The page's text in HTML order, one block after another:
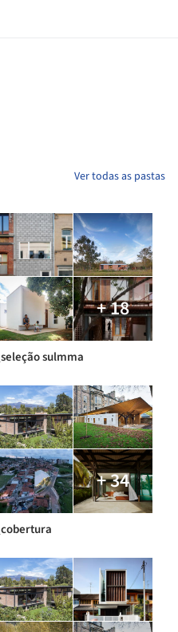
Ver todas as pastas
+ 18
_seleção sulmma
+ 34
_cobertura